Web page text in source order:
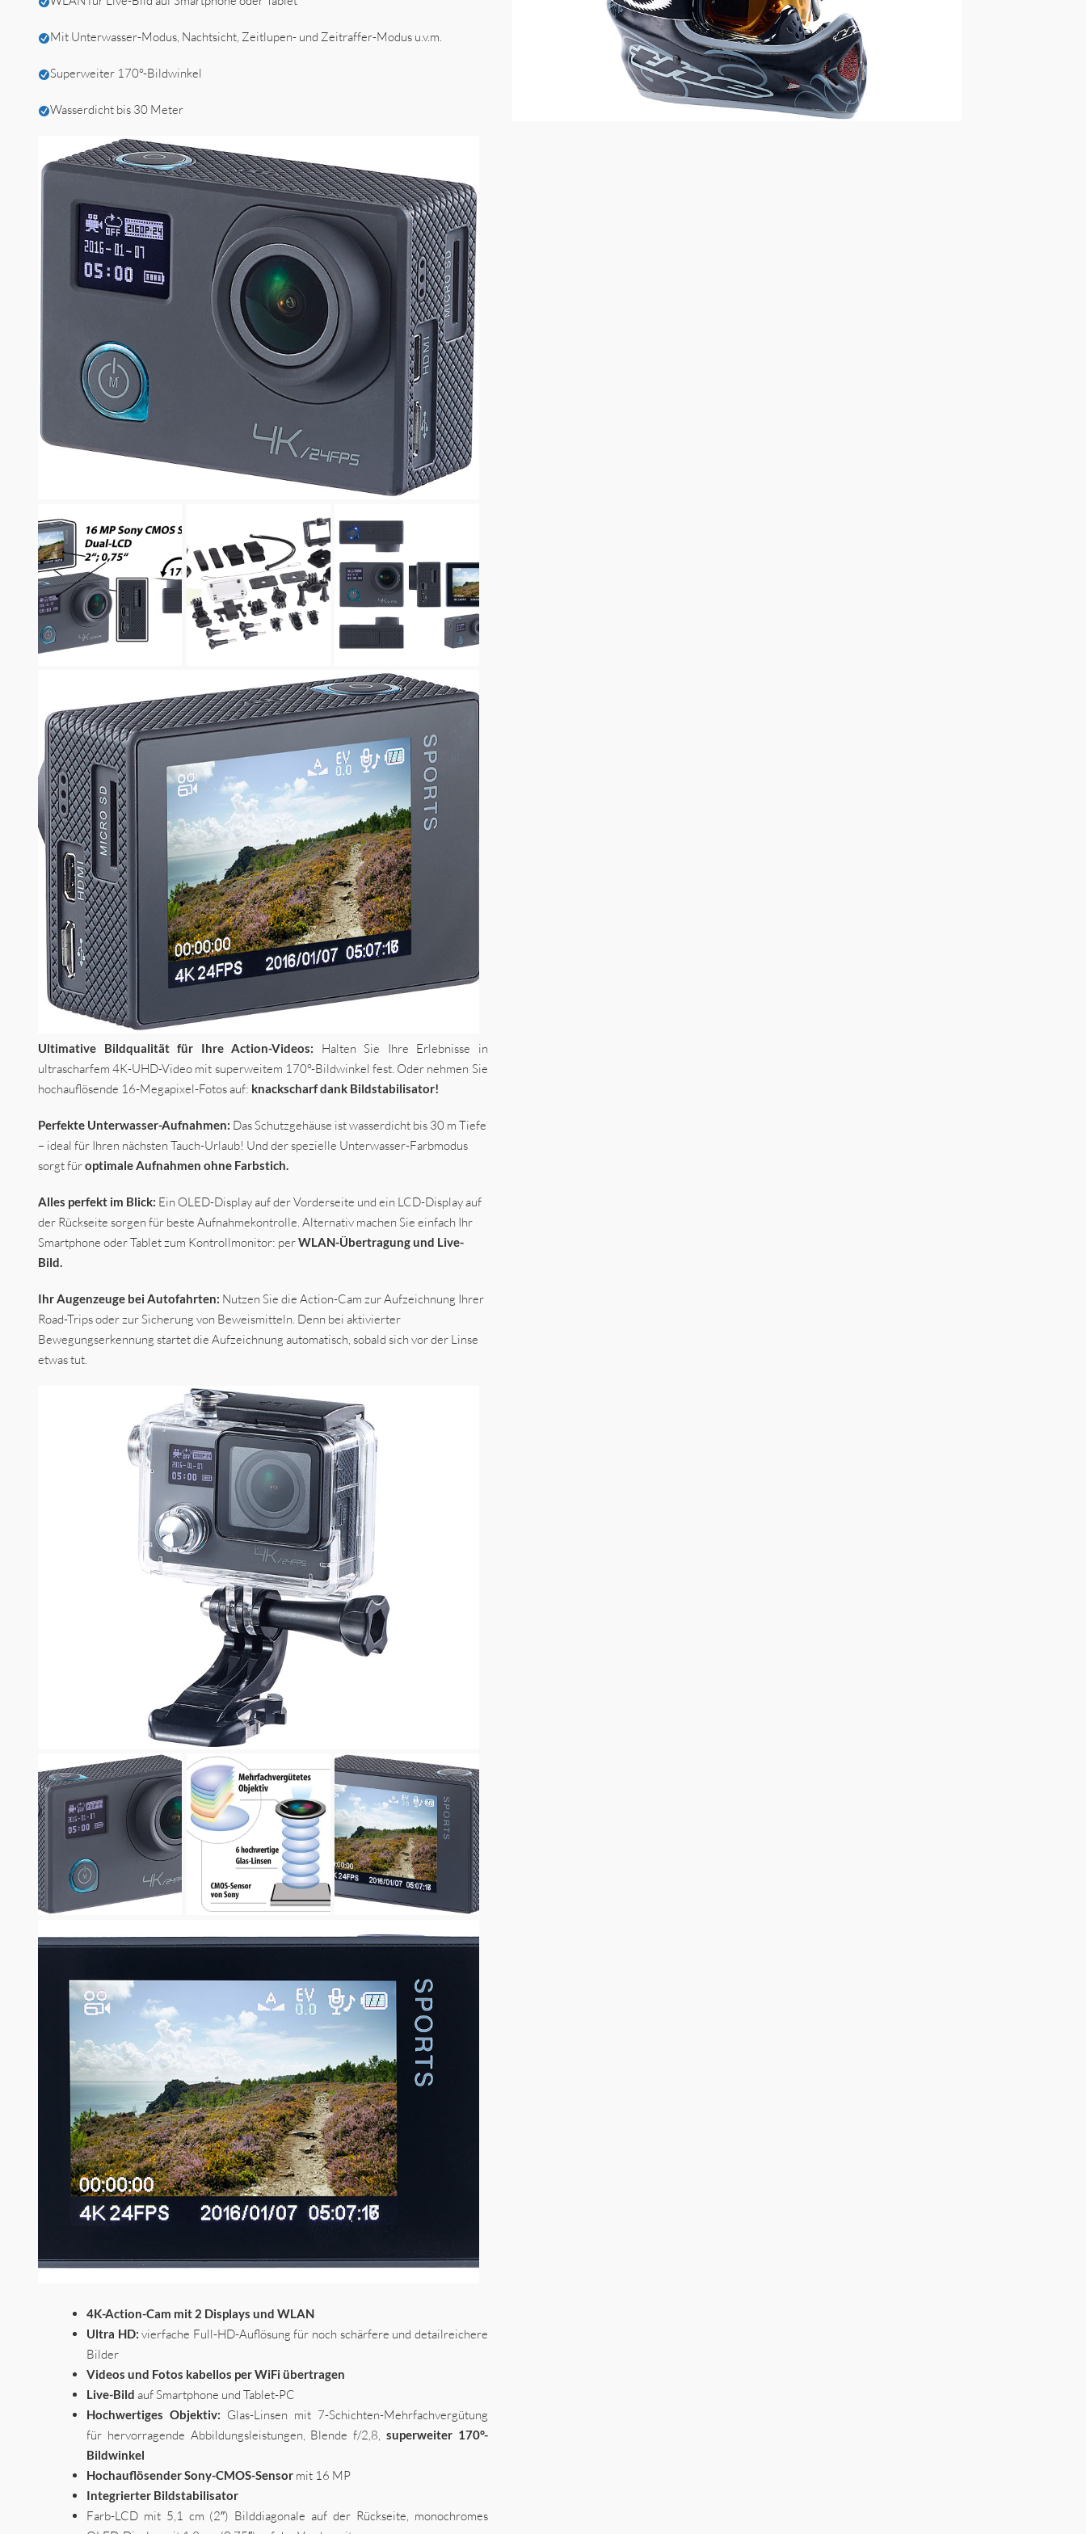
Mit Unterwasser-Modus, Nachtsicht, Zeitlupen- und Zeitraffer-Modus u.v.m.
Superweiter 170°-Bildwinkel
Wasserdicht bis 30 Meter
Ultimative Bildqualität für Ihre Action-Videos: Halten Sie Ihre Erlebnisse in
ultrascharfem 4K-UHD-Video mit superweitem 170°-Bildwinkel fest. Oder nehmen Sie
hochauflösende 16-Megapixel-Fotos auf: knackscharf dank Bildstabilisator!
Perfekte Unterwasser-Aufnahmen: Das Schutzgehäuse ist wasserdicht bis 30 m Tiefe
– ideal für Ihren nächsten Tauch-Urlaub! Und der spezielle Unterwasser-Farbmodus
sorgt füroptimale Aufnahmen ohne Farbstich.
Alles perfekt im Blick: Ein OLED-Display auf der Vorderseite und ein LCD-Display auf
der Rückseite sorgen für beste Aufnahmekontrolle. Alternativ machen Sie einfach Ihr
Smartphone oder Tablet zum Kontrollmonitor: perWLAN-Übertragung und Live-
Bild.
Ihr Augenzeuge bei Autofahrten: Nutzen Sie die Action-Cam zur Aufzeichnung Ihrer
Road-Trips oder zur Sicherung von Beweismitteln. Denn bei aktivierter
Bewegungserkennung startet die Aufzeichnung automatisch, sobald sich vor der Linse
etwas tut.
4K-Action-Cam mit 2 Displays und WLAN
Ultra HD: vierfache Full-HD-Auflösung für noch schärfere und detailreichere
Bilder
Videos und Fotos kabellos per WiFi übertragen
Live-Bild auf Smartphone und Tablet-PC
Hochwertiges Objektiv: Glas-Linsen mit 7-Schichten-Mehrfachvergütung
für hervorragende Abbildungsleistungen, Blende f/2,8, superweiter 170°-
Bildwinkel
Hochauflösender Sony-CMOS-Sensor mit 16 MP
Integrierter Bildstabilisator
Farb-LCD mit 5,1 cm (2″) Bilddiagonale auf der Rückseite, monochromes